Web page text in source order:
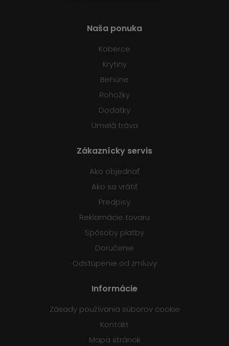
Naša ponuka
Koberce
Krytiny
Behúne
Rohožky
Dodatky
Umelá tráva
Zákaznícky servis
Ako objednať
Ako sa vrátiť
Predpisy
Reklamácie tovaru
Spôsoby platby
Doručenie
Odstúpenie od zmluvy
Informácie
Zásady používania súborov cookie
Kontakt
Mapa stránok